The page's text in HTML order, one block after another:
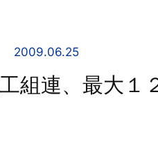
2009.06.25
組連、最大１